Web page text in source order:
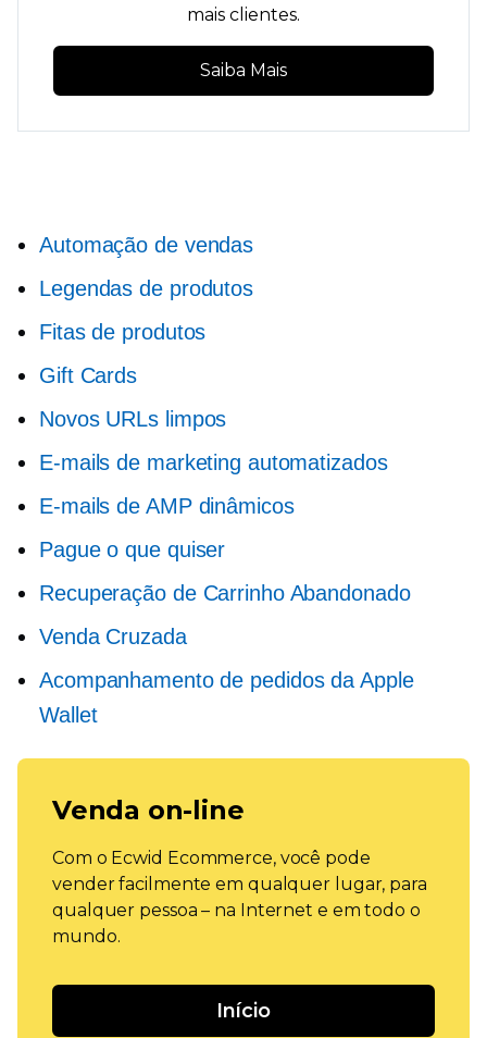
mais clientes.
Saiba Mais
Automação de vendas
Legendas de produtos
Fitas de produtos
Gift Cards
Novos URLs limpos
E-mails de marketing automatizados
E-mails de AMP dinâmicos
Pague o que quiser
Recuperação de Carrinho Abandonado
Venda Cruzada
Acompanhamento de pedidos da Apple
Wallet
Venda on-line
Com o Ecwid Ecommerce, você pode
vender facilmente em qualquer lugar, para
qualquer pessoa – na Internet e em todo o
mundo.
Início